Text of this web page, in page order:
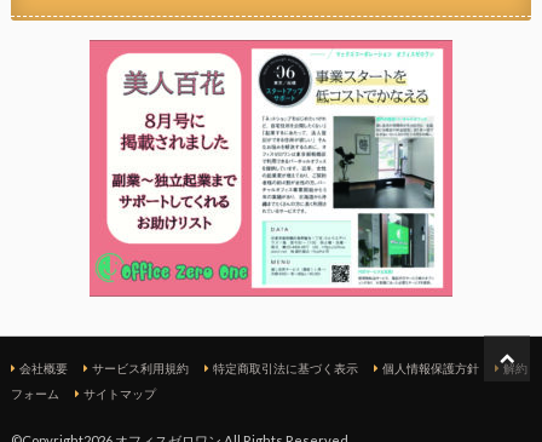
会社概要 サービス利用規約 特定商取引法に基づく表示 個人情報保護方針
解約
フォーム
サイトマップ